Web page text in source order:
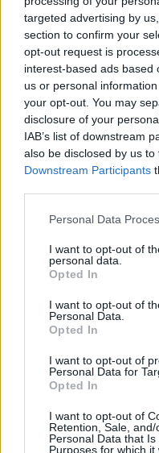
targeted advertising by
section to confirm your
opt-out request is
interest-based ads based
us or personal
your opt-out. You may
disclosure of your
IAB’s list of downstream
also be disclosed by us
Downstream Participants
Personal Data
I want to opt-out of
personal data.
Opted In
I want to opt-out of
Personal Data.
Opted In
I want to opt-out of
Personal Data for
Opted In
I want to opt-out of
Retention, Sale,
Personal Data that
Purposes for which it
άλλων – όσο και ένα
περιβάλλον, ώστε
έχουν τη
καινοτόμα
ο πρόεδρος του
Ως ΣΦΕΕ
Πολιτεία θα
δεσμεύσεις της
φαρμακευτικής
επιστροφών,
αποζημίωση των
διαρθρωτικές
επιτρέψουν στο
μιλάμε για
και έγκαιρη
τους Έλληνες
περισσότερες